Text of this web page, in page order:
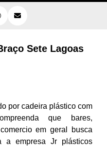
COM BRAÇO SETE LAGOAS
Sete Lagoas
por cadeira plástico com
que bares,
em geral busca
a empresa Jr plásticos